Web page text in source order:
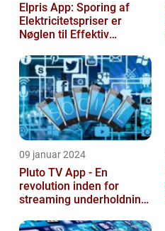
Elpris App: Sporing af
Elektricitetspriser er
Nøglen til Effektiv
09 januar 2024
Pluto TV App - En
revolution inden for
streaming underholdning